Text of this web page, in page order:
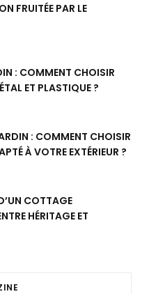
FRUITÉE PAR LE
: COMMENT CHOISIR
ET PLASTIQUE ?
: COMMENT CHOISIR
À VOTRE EXTÉRIEUR ?
COTTAGE
HÉRITAGE ET